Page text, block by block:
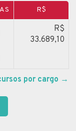
R$
R$
33.689,10
por cargo →